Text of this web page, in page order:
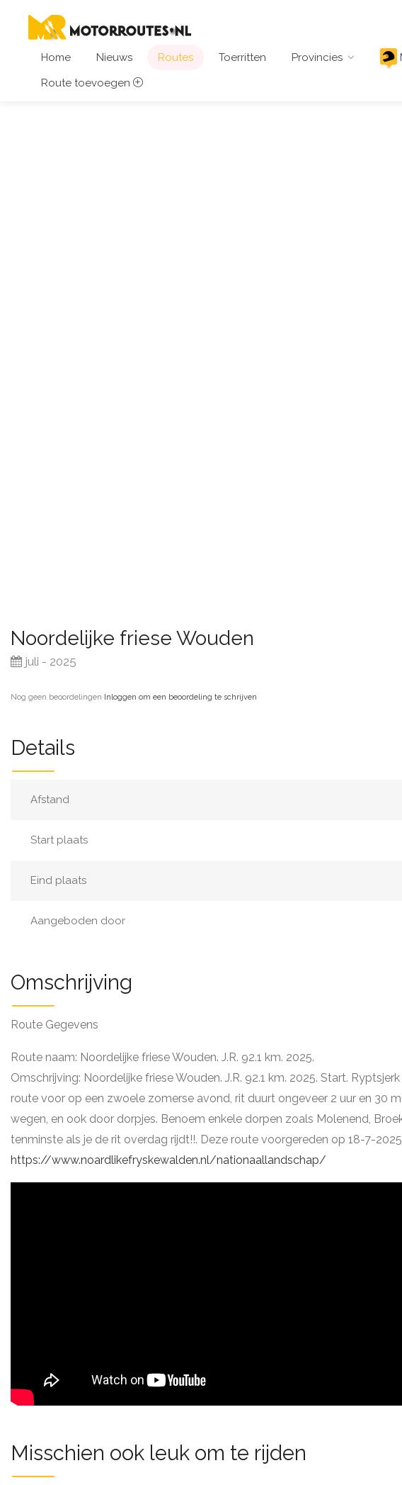
Home Nieuws Routes Toerritten Provincies
Route toevoegen
Noordelijke friese Wouden
juli - 2025
Nog geen beoordelingen·Inloggen om een beoordeling te schrijven
Details
Afstand
Start plaats
Eind plaats
Aangeboden door
Omschrijving
Route Gegevens
Route naam: Noordelijke friese Wouden. J.R. 92.1 km. 2025.
Omschrijving: Noordelijke friese Wouden. J.R. 92.1 km. 2025. Start.
route voor op een zwoele zomerse avond, rit duurt ongeveer 2 uur en 30
wegen, en ook door dorpjes. Benoem enkele dorpen zoals Molenend,
tenminste als je de rit overdag rijdt!!. Deze route voorgereden op 18-7-
https://www.noardlikefryskewalden.nl/nationaallandschap/
Misschien ook leuk om te rijden